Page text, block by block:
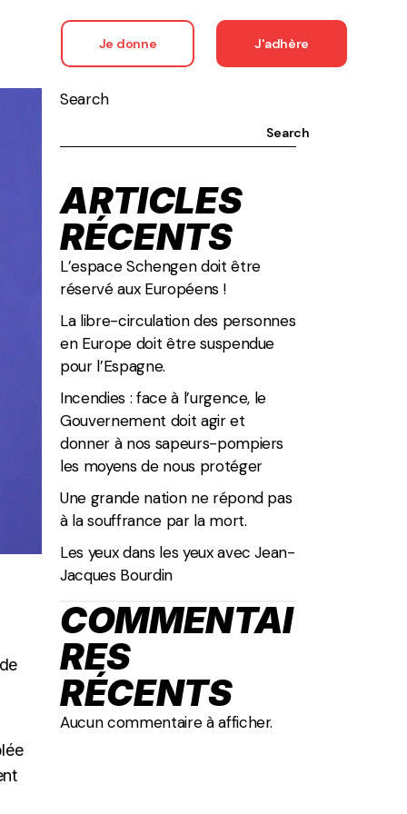
Je donne J'adhère
Search
Search
ARTICLES
RÉCENTS
L’espace Schengen doit être
réservé aux Européens !
La libre-circulation des personnes
en Europe doit être suspendue
pour l’Espagne.
Incendies : face à l’urgence, le
Gouvernement doit agir et
donner à nos sapeurs-pompiers
les moyens de nous protéger
Une grande nation ne répond pas
à la souffrance par la mort.
Les yeux dans les yeux avec Jean-
Jacques Bourdin
COMMENTAI
RES
RÉCENTS
Aucun commentaire à afficher.